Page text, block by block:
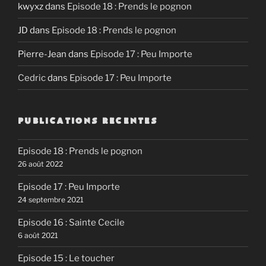
EMBED
kwyxzdans Episode 18 : Prends le pognon
JD dans Episode 18 : Prends le pognon
Pierre-Jean dans Episode 17 : Peu Importe
Cedricdans Episode 17 : Peu Importe
PUBLICATIONS RECENTES
Episode 18 : Prends le pognon
26 août 2022
Episode 17 : Peu Importe
24 septembre 2021
Episode 16 : Sainte Cecile
6 août 2021
Episode 15 : Le toucher